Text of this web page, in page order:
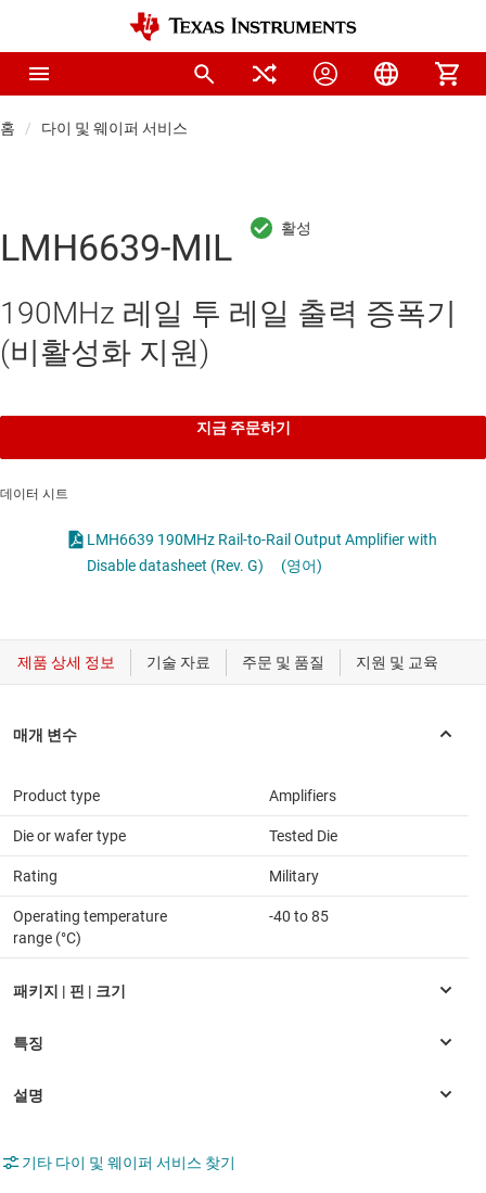
홈 다이 및 웨이퍼 서비스
LMH6639-MIL
190MHz 레일 투 레일 출력 증폭기
(비활성화 지원)
지금 주문하기
데이터 시트
LMH6639 190MHz Rail-to-Rail Output Amplifier with
Disable datasheet (Rev. G)
(영어)
Product type Amplifiers
Die or wafer type Tested Die
Rating Military
Operating temperature
range (°C)
-40 to 85
기타 다이 및 웨이퍼 서비스 찾기